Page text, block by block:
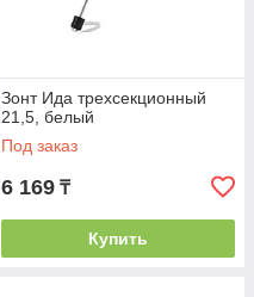
Зонт Ида трехсекционный
21,5, белый
Под заказ
6 169 ₸
Купить